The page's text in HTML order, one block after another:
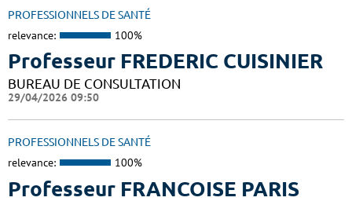
PROFESSIONNELS DE SANTÉ
relevance: 100%
Professeur FREDERIC CUISINIER
BUREAU DE CONSULTATION
29/04/2026 09:50
PROFESSIONNELS DE SANTÉ
relevance: 100%
Professeur FRANCOISE PARIS